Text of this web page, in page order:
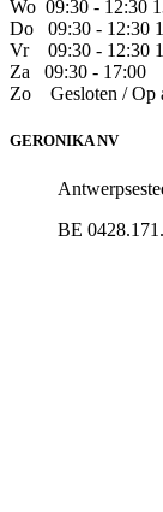
Wo 09:30 - 12:30
Do ​09:30 - 12:30
Vr ​09:30 - 12:30
Za 09:30 - 17:00
Zo
​Gesloten / Op
GERONIKA NV
BE